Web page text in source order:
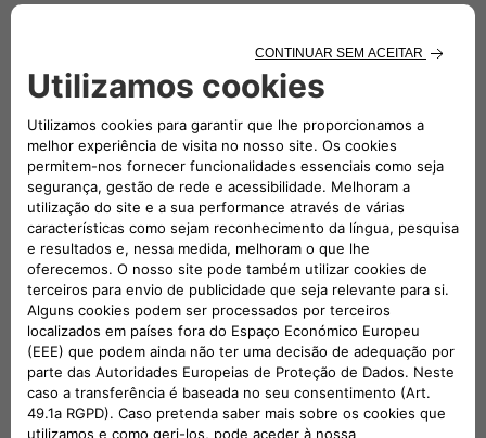
também poderá estar interessado